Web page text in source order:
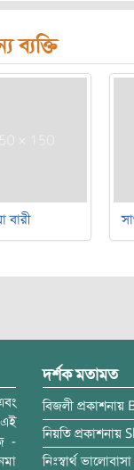
ব্যক্তি
বারী
-
দর্শক মতামত
বিজলী প্রকাশনায়
নিয়তি প্রকাশনায়
নিঃস্বার্থ ভালোবাসা